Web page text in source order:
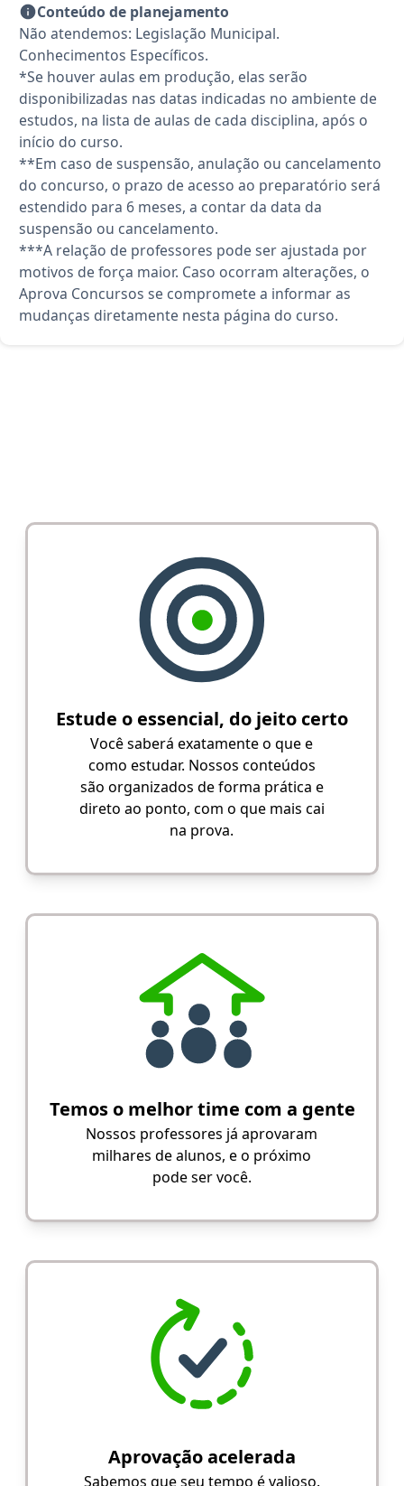
Conteúdo de planejamento
Não atendemos: Legislação Municipal.
Conhecimentos Específicos.
*Se houver aulas em produção, elas serão
disponibilizadas nas datas indicadas no ambiente de
estudos, na lista de aulas de cada disciplina, após o
início do curso.
**Em caso de suspensão, anulação ou cancelamento
do concurso, o prazo de acesso ao preparatório será
estendido para 6 meses, a contar da data da
suspensão ou cancelamento.
***A relação de professores pode ser ajustada por
motivos de força maior. Caso ocorram alterações, o
Aprova Concursos se compromete a informar as
mudanças diretamente nesta página do curso.
Estude o essencial, do jeito certo
Você saberá exatamente o que e
como estudar. Nossos conteúdos
são organizados de forma prática e
direto ao ponto, com o que mais cai
na prova.
Temos o melhor time com a gente
Nossos professores já aprovaram
milhares de alunos, e o próximo
pode ser você.
Aprovação acelerada
Sabemos que seu tempo é valioso.